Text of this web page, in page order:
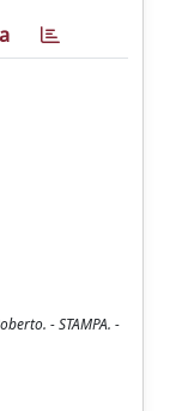
- STAMPA. -